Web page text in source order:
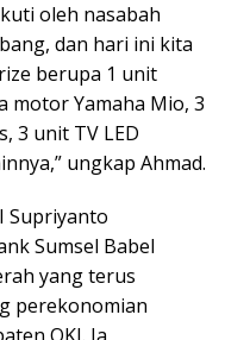
oleh nasabah
dan hari ini kita
berupa 1 unit
motor Yamaha Mio, 3
3 unit TV LED
ungkap Ahmad.
Supriyanto
Sumsel Babel
yang terus
perekonomian